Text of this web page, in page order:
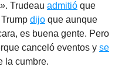
. Trudeau admitió que
dijo que aunque
es buena gente. Pero
canceló eventos y se
la cumbre.